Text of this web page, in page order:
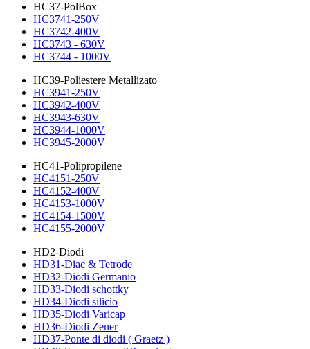
HC37-PolBox
HC3741-250V
HC3742-400V
HC3743 - 630V
HC3744 - 1000V
HC39-Poliestere Metallizato
HC3941-250V
HC3942-400V
HC3943-630V
HC3944-1000V
HC3945-2000V
HC41-Polipropilene
HC4151-250V
HC4152-400V
HC4153-1000V
HC4154-1500V
HC4155-2000V
HD2-Diodi
HD31-Diac & Tetrode
HD32-Diodi Germanio
HD33-Diodi schottky
HD34-Diodi silicio
HD35-Diodi Varicap
HD36-Diodi Zener
HD37-Ponte di diodi ( Graetz )